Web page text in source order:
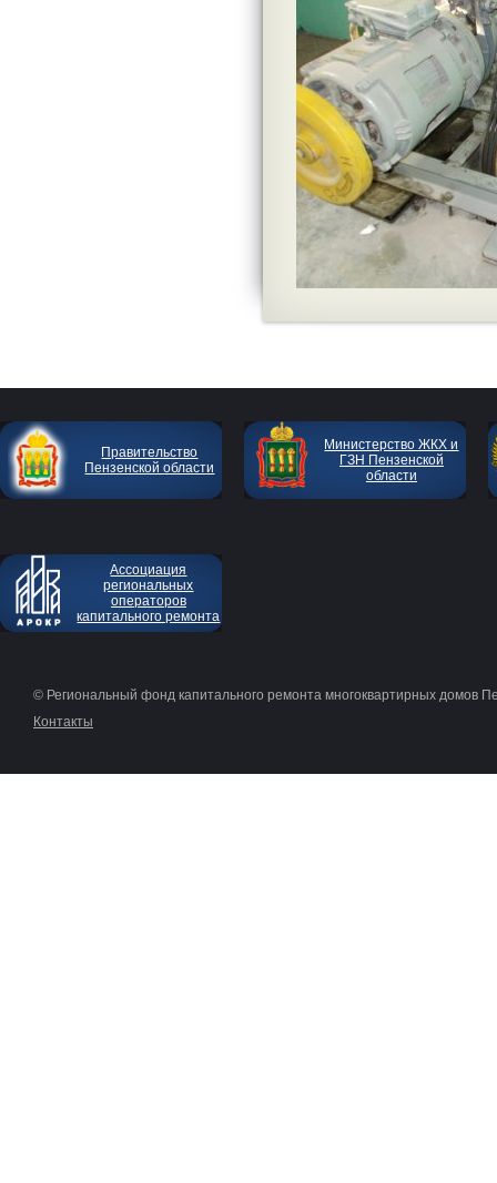
Правительство
Пензенской области
Министерство ЖКХ и
ГЗН Пензенской
области
Ассоциация
региональных
операторов
капитального ремонта
© Региональный фонд капитального ремонта многоквартирных домов
Контакты